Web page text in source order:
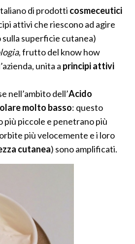
di prodotti cosmeceutici
attivi che riescono ad agire
superficie cutanea)
, frutto del know how
unita a principi attivi
nell’ambito dell’Acido
molto basso: questo
più piccole e penetrano più
più velocemente e i loro
cutanea) sono amplificati.